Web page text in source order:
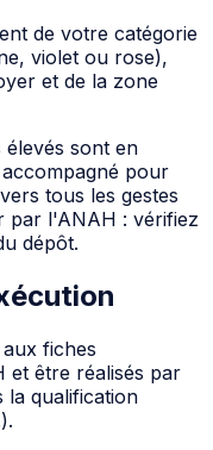
de votre catégorie
violet ou rose),
et de la zone
élevés sont en
pour
tous les gestes
par l'ANAH : vérifiez
dépôt.
fiches
et être réalisés par
la qualification